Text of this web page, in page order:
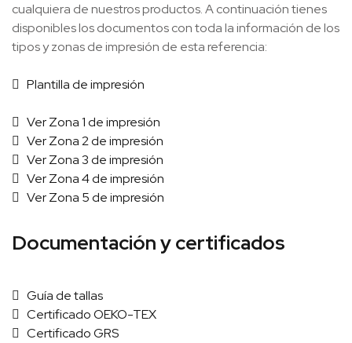
cualquiera de nuestros productos. A continuación tienes
disponibles los documentos con toda la información de los
tipos y zonas de impresión de esta referencia:
Plantilla de impresión
Ver Zona 1 de impresión
Ver Zona 2 de impresión
Ver Zona 3 de impresión
Ver Zona 4 de impresión
Ver Zona 5 de impresión
Documentación y certificados
Guía de tallas
Certificado OEKO-TEX
Certificado GRS